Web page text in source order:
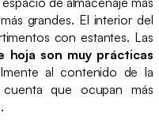
grandes. El interior del
con estantes. Las
hoja son muy prácticas
al contenido de la
que ocupan más